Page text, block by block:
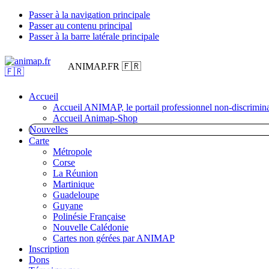
Passer à la navigation principale
Passer au contenu principal
Passer à la barre latérale principale
ANIMAP.FR 🇫🇷
Accueil
Accueil ANIMAP, le portail professionnel non-
Accueil Animap-Shop
Nouvelles
Carte
Métropole
Corse
La Réunion
Martinique
Guadeloupe
Guyane
Polinésie Française
Nouvelle Calédonie
Cartes non gérées par ANIMAP
Inscription
Dons